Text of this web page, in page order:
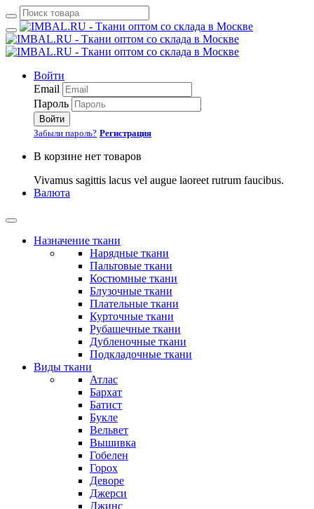
Войти
Email
Пароль
Войти
Забыли пароль? Регистрация
В корзине нет товаров
Vivamus sagittis lacus vel augue laoreet rutrum faucibus.
Валюта
Назначение ткани
Нарядные ткани
Пальтовые ткани
Костюмные ткани
Блузочные ткани
Плательные ткани
Курточные ткани
Рубашечные ткани
Дубленочные ткани
Подкладочные ткани
Виды ткани
Атлас
Бархат
Батист
Букле
Вельвет
Вышивка
Гобелен
Горох
Деворе
Джерси
Джинс